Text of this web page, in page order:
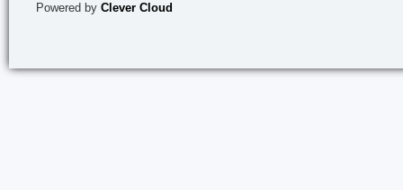
Powered by Clever Cloud